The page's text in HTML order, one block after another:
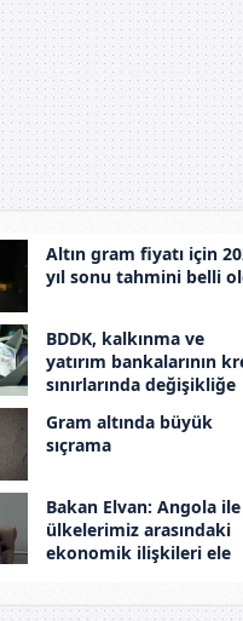
Altın gram fiyatı için
yıl sonu tahmini belli
BDDK, kalkınma ve
yatırım bankalarının
sınırlarında değişikliğe
Gram altında büyük
sıçrama
Bakan Elvan: Angola ile
ülkelerimiz arasındaki
ekonomik ilişkileri ele